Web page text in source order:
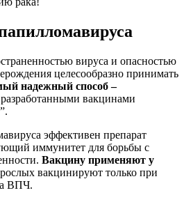
вируса и опасностью
целесообразно принимать
надежный способ –
вакцинами
эффективен препарат
иммунитет для борьбы с
Вакцину применяют у
вакцинируют только при
ВПЧ.